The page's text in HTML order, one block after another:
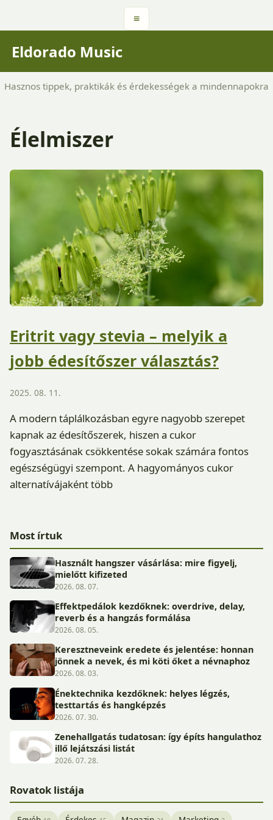
≡
Eldorado Music
Hasznos tippek, praktikák és érdekességek a mindennapokra
Élelmiszer
Eritrit vagy stevia – melyik a
jobb édesítőszer választás?
2025. 08. 11.
A modern táplálkozásban egyre nagyobb szerepet
kapnak az édesítőszerek, hiszen a cukor
fogyasztásának csökkentése sokak számára fontos
egészségügyi szempont. A hagyományos cukor
alternatívájaként több
Most írtuk
Használt hangszer vásárlása: mire figyelj,
mielőtt kifizeted
2026. 08. 07.
Effektpedálok kezdőknek: overdrive, delay,
reverb és a hangzás formálása
2026. 08. 05.
Keresztneveink eredete és jelentése: honnan
jönnek a nevek, és mi köti őket a névnaphoz
2026. 08. 03.
Énektechnika kezdőknek: helyes légzés,
testtartás és hangképzés
2026. 07. 30.
Zenehallgatás tudatosan: így építs hangulathoz
illő lejátszási listát
2026. 07. 28.
Rovatok listája